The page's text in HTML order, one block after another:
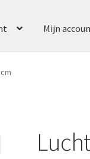
Mijn